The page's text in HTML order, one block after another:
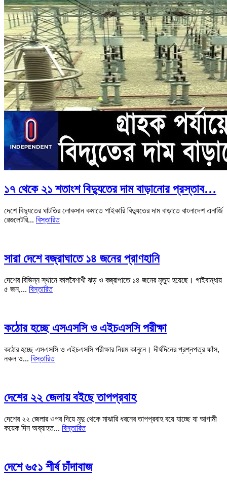
১৭ থেকে ২১ শতাংশ বিদ্যুতের দাম বাড়ানোর প্রস্তাব…
দেশে বিদ্যুতের ঘাটতির লোকসান কমাতে পাইকারি বিদ্যুতের দাম বাড়াতে বাংলাদেশ এনার্জি
রেগুলেটরি... বিস্তারিত
সারা দেশে বজ্রাঘাতে ১৪ জনের প্রাণহানি
দেশের বিভিন্ন স্থানে কালবৈশাখী ঝড় ও বজ্রাপাতে ১৪ জনের মৃত্যু হয়েছে। গাইবান্ধায়
৫ জন,... বিস্তারিত
কঠোর হচ্ছে এসএসসি ও এইচএসসি পরীক্ষা
কঠোর হচ্ছে এসএসসি ও এইচএসসি পরীক্ষার নিয়ম কানুনে। দীর্ঘদিনের প্রশ্নপত্র ফাঁস,
নকল ও... বিস্তারিত
দেশের ২২ জেলায় বইছে তাপপ্রবাহ
দেশের ২২ জেলার ওপর দিয়ে মৃদু থেকে মাঝারি ধরনের তাপপ্রবাহ বয়ে যাচ্ছে যা আগামী
কয়েক দিন অব্যাহত... বিস্তারিত
দেশে ৬৫১ শীর্ষ চাঁদাবাজ